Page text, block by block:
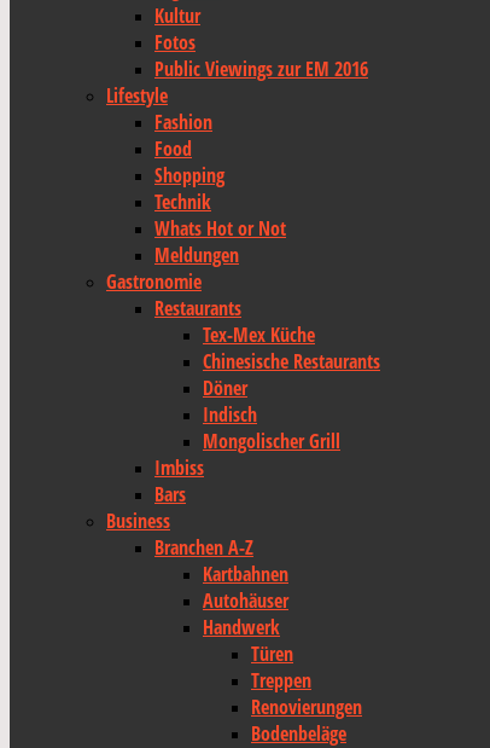
Kultur
Fotos
Public Viewings zur EM 2016
Lifestyle
Fashion
Food
Shopping
Technik
Whats Hot or Not
Meldungen
Gastronomie
Restaurants
Tex-Mex Küche
Chinesische Restaurants
Döner
Indisch
Mongolischer Grill
Imbiss
Bars
Business
Branchen A-Z
Kartbahnen
Autohäuser
Handwerk
Türen
Treppen
Renovierungen
Bodenbeläge